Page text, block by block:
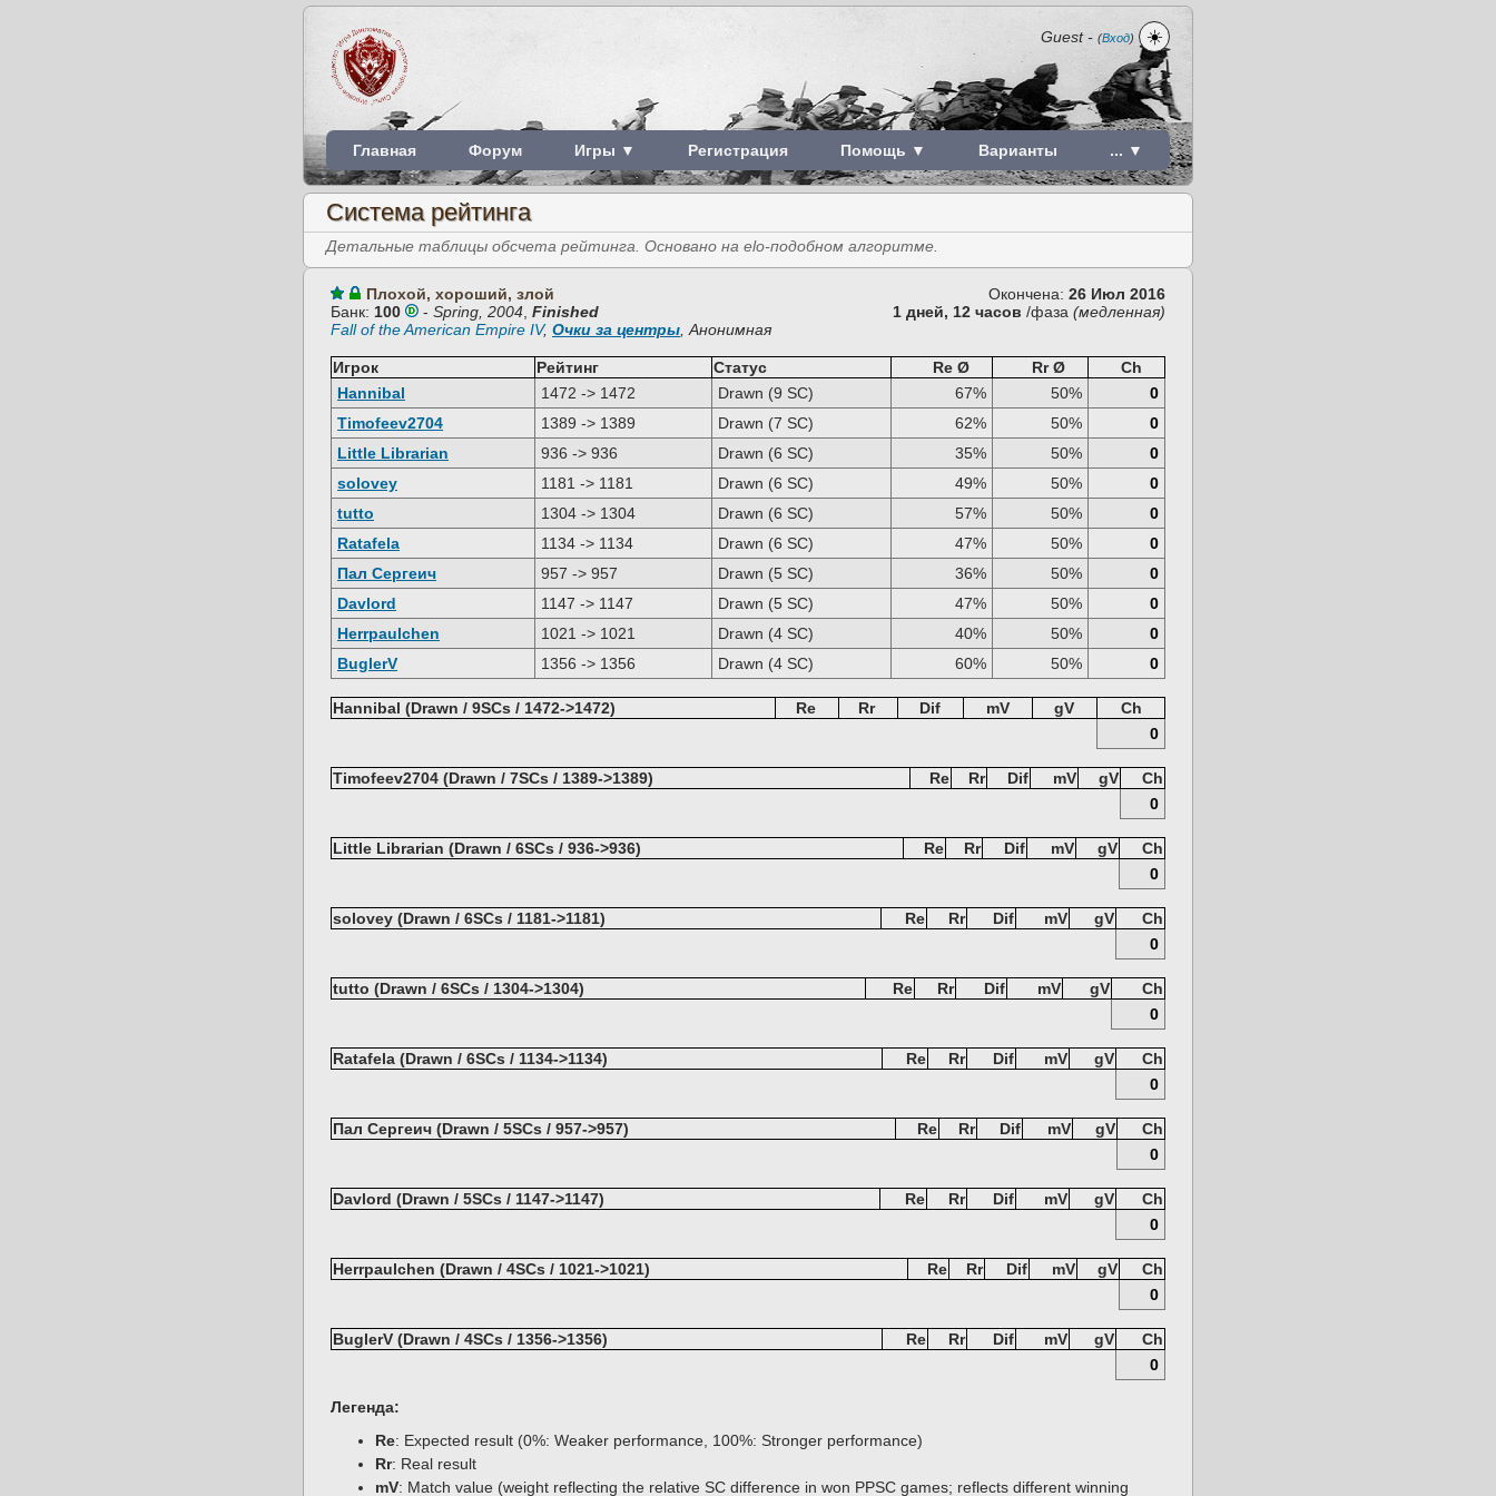
Guest- (Вход) ☀️
Главная Форум Игры ▼ Регистрация Помощь ▼ Варианты ... ▼
Система рейтинга
Детальные таблицы обсчета рейтинга. Основано на elo-подобном алгоритме.
Окончена: 26 Июл 2016
Плохой, хороший, злой
1 дней, 12 часов /фаза (медленная)
Банк: 100 - Spring, 2004 Finished
Fall of the American Empire IV, Очки за центры , Анонимная
Игрок Рейтинг Статус Re Ø Rr Ø
Ch
Hannibal
1472 -> 1472 Drawn (9 SC) 67% 50%
0
Timofeev2704
1389 -> 1389 Drawn (7 SC) 62% 50%
0
Little Librarian
936 -> 936 Drawn (6 SC) 35% 50%
0
solovey
1181 -> 1181 Drawn (6 SC) 49% 50%
0
tutto
1304 -> 1304 Drawn (6 SC) 57% 50%
0
Ratafela
1134 -> 1134 Drawn (6 SC) 47% 50%
0
Пал Сергеич
957 -> 957 Drawn (5 SC) 36% 50%
0
Davlord
1147 -> 1147 Drawn (5 SC) 47% 50%
0
Herrpaulchen
1021 -> 1021 Drawn (4 SC) 40% 50%
0
BuglerV
1356 -> 1356 Drawn (4 SC) 60% 50% 0
Hannibal (Drawn / 9SCs / 1472->1472) Re Rr Dif mV gV
Ch
0
Timofeev2704 (Drawn / 7SCs / 1389->1389) Re Rr Dif mV gV
Ch
0
Little Librarian (Drawn / 6SCs / 936->936) Re Rr Dif mV gV
Ch
0
solovey (Drawn / 6SCs / 1181->1181) Re Rr Dif mV gV
Ch
0
tutto (Drawn / 6SCs / 1304->1304) Re Rr Dif mV gV
Ch
0
Ratafela (Drawn / 6SCs / 1134->1134) Re Rr Dif mV gV
Ch
0
Пал Сергеич (Drawn / 5SCs / 957->957) Re Rr Dif mV gV
Ch
0
Davlord (Drawn / 5SCs / 1147->1147) Re Rr Dif mV gV
Ch
0
Herrpaulchen (Drawn / 4SCs / 1021->1021) Re Rr Dif mV gV
Ch
0
BuglerV (Drawn / 4SCs / 1356->1356) Re Rr Dif mV gV
Ch
0
Легенда:
Re: Expected result (0%: Weaker performance, 100%: Stronger performance)
Rr: Real result
mV: Match value (weight reflecting the relative SC difference in won PPSC games; reflects different winning